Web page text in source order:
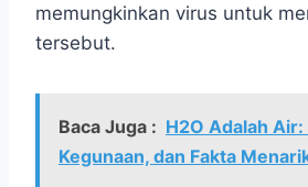
memungkinkan virus untuk
tersebut.
Baca Juga : H2O Adalah
Kegunaan, dan Fakta